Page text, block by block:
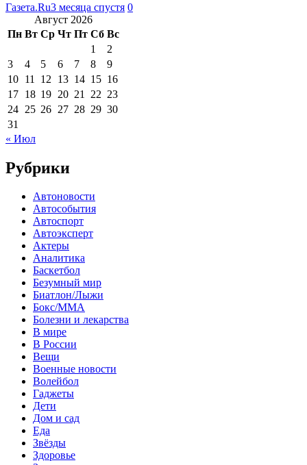
Газета.Ru3 месяца спустя 0
Август 2026
Пн Вт Ср Чт Пт Сб Вс
1
2
3
4 5 6 7 8
9
10 11 12 13 14 15 16
17 18 19 20 21 22 23
24 25 26 27 28 29 30
31
« Июл
Рубрики
Автоновости
Автособытия
Автоспорт
Автоэксперт
Актеры
Аналитика
Баскетбол
Безумный мир
Биатлон/Лыжи
Бокс/MMA
Болезни и лекарства
В мире
В России
Вещи
Военные новости
Волейбол
Гаджеты
Дети
Дом и сад
Еда
Звёзды
Здоровье